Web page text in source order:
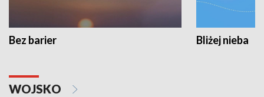
Bez barier Bliżej nieba
WOJSKO